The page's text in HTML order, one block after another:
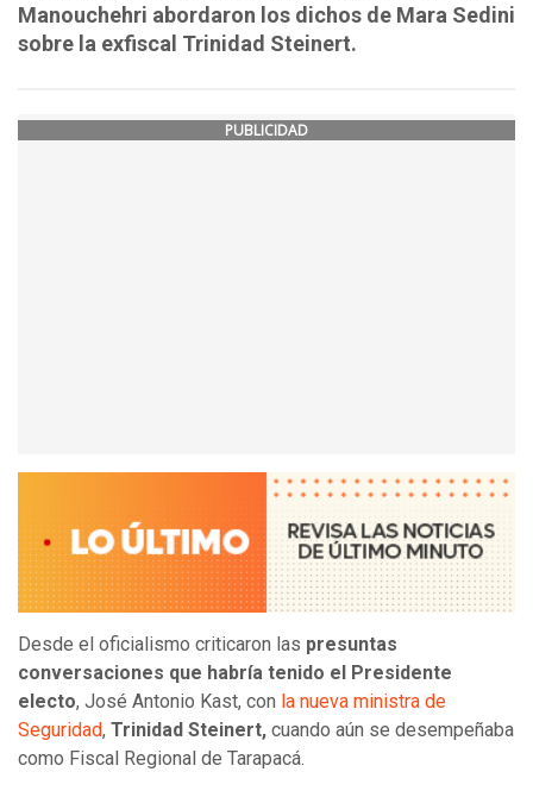
Manouchehri abordaron los dichos de Mara Sedini
sobre la exfiscal Trinidad Steinert.
PUBLICIDAD
Desde el oficialismo criticaron las presuntas
conversaciones que habría tenido el Presidente
electo, José Antonio Kast, con la nueva ministra de
Seguridad, Trinidad Steinert, cuando aún se desempeñaba
como Fiscal Regional de Tarapacá.